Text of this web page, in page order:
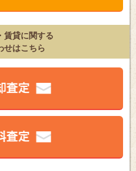
賃貸に関する
せはこちら